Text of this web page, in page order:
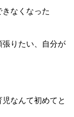
なくなった
張りたい、自分が
なんて初めてと